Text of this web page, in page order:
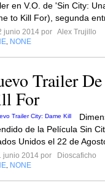
en V.O. de 'Sin City:
to Kill For), segunda
junio 2014 por Alex Trujillo
NONE
Trailer
For
de la Película Sin
Unidos el 22 de
junio 2014 por
Dioscaficho
NONE